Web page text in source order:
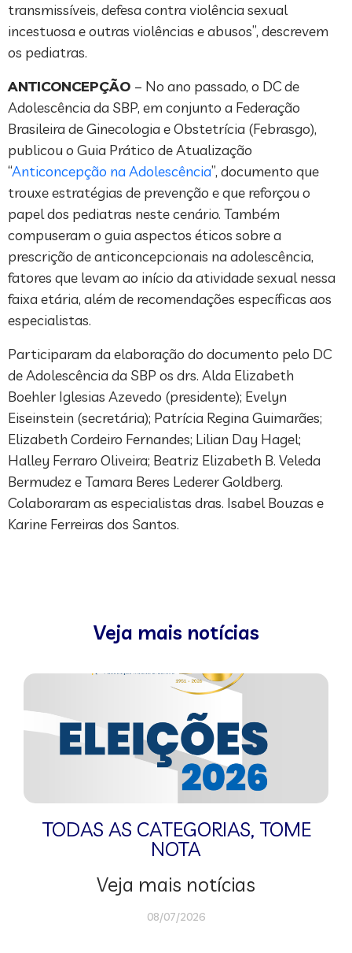
transmissíveis, defesa contra violência sexual
incestuosa e outras violências e abusos”, descrevem
os pediatras.
ANTICONCEPÇÃO – No ano passado, o DC de
Adolescência da SBP, em conjunto a Federação
Brasileira de Ginecologia e Obstetrícia (Febrasgo),
publicou o Guia Prático de Atualização
“Anticoncepção na Adolescência”, documento que
trouxe estratégias de prevenção e que reforçou o
papel dos pediatras neste cenário. Também
compuseram o guia aspectos éticos sobre a
prescrição de anticoncepcionais na adolescência,
fatores que levam ao início da atividade sexual nessa
faixa etária, além de recomendações específicas aos
especialistas.
Participaram da elaboração do documento pelo DC
de Adolescência da SBP os drs. Alda Elizabeth
Boehler Iglesias Azevedo (presidente); Evelyn
Eiseinstein (secretária); Patrícia Regina Guimarães;
Elizabeth Cordeiro Fernandes; Lilian Day Hagel;
Halley Ferraro Oliveira; Beatriz Elizabeth B. Veleda
Bermudez e Tamara Beres Lederer Goldberg.
Colaboraram as especialistas dras. Isabel Bouzas e
Karine Ferreiras dos Santos.
Veja mais notícias
TODAS AS CATEGORIAS, TOME
NOTA
Veja mais notícias
08/07/2026